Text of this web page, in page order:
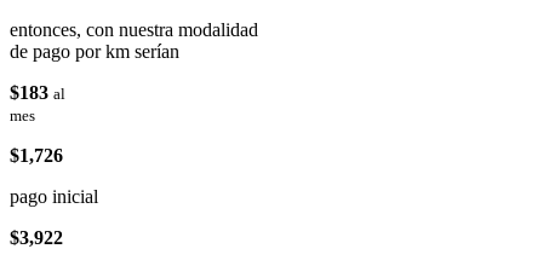
entonces, con nuestra modalidad
de pago por km serían
$183 al
mes
$1,726
pago inicial
$3,922